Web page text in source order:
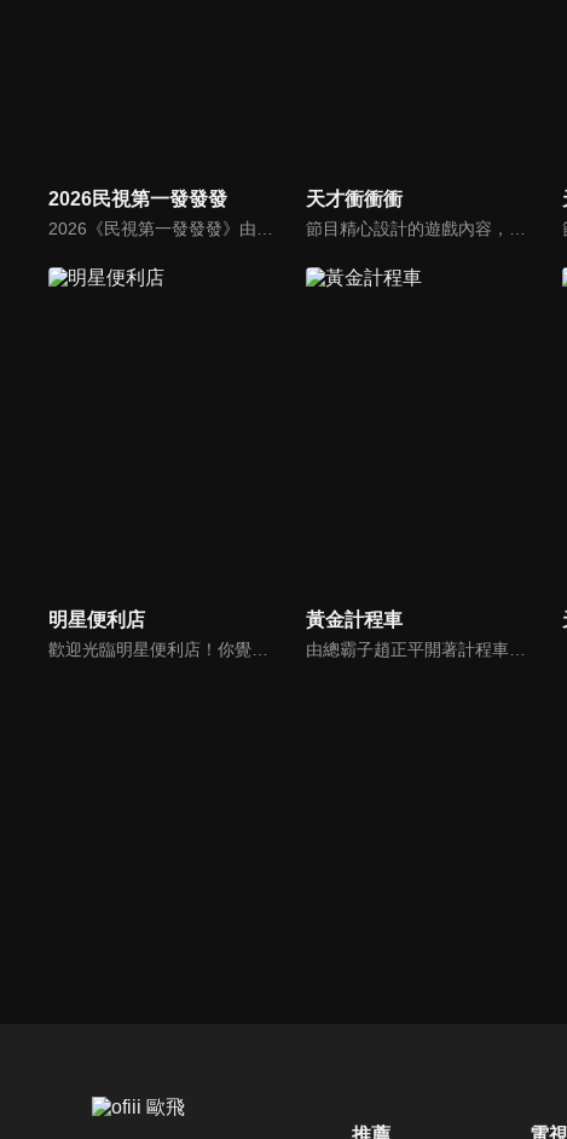
2026民視第一發發發 天才衝衝衝
明星便利店
歡迎光臨明星便利店！你覺得便利店裡面有什麼？關東煮？茶葉蛋？還是讓你尖叫的大明星？一家擁有明星的便利店，到底有多稀奇，你會不會想要光臨呢？
黃金計程車
由總霸子趙正平開著計程車在街頭隨機找尋搭車路人，進行機智問答，如果十題答對就可以拿走金元寶！如果沒有答對，就把當前獎金減一個0然後發放！另外節目中總霸子趙正平還會帶我們遍尋美食名景。
推薦 電